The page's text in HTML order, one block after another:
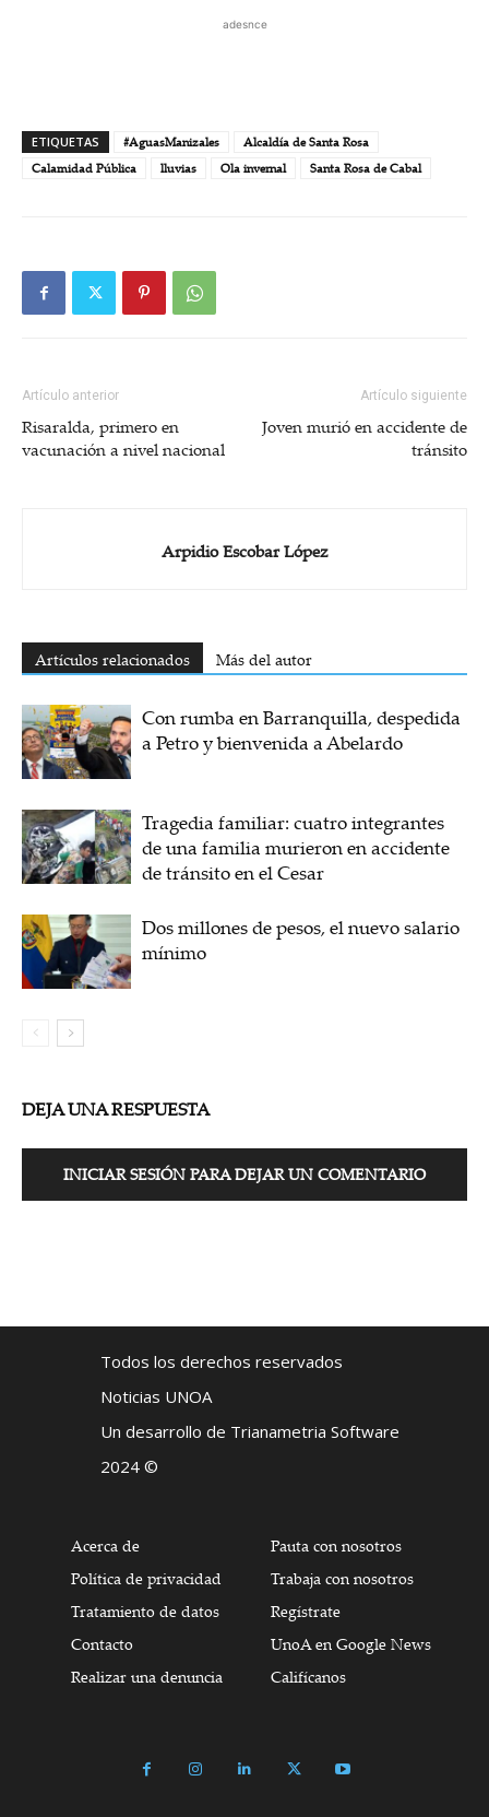
adesnce
ETIQUETAS #AguasManizales
Alcaldía de Santa Rosa
Calamidad Pública
lluvias Ola invernal Santa Rosa de Cabal
Artículo anterior
Risaralda, primero en
vacunación a nivel nacional
Artículo siguiente
Joven murió en accidente de
tránsito
Arpidio Escobar López
Artículos relacionados Más del autor
Con rumba en Barranquilla, despedida
a Petro y bienvenida a Abelardo
Tragedia familiar: cuatro integrantes
de una familia murieron en accidente
de tránsito en el Cesar
Dos millones de pesos, el nuevo salario
mínimo
DEJA UNA RESPUESTA
INICIAR SESIÓN PARA DEJAR UN COMENTARIO
Todos los derechos reservados
Noticias UNOA
Un desarrollo de Trianametria Software
2024 ©
Acerca de
Política de privacidad
Tratamiento de datos
Contacto
Realizar una denuncia
Pauta con nosotros
Trabaja con nosotros
Regístrate
UnoA en Google News
Califícanos